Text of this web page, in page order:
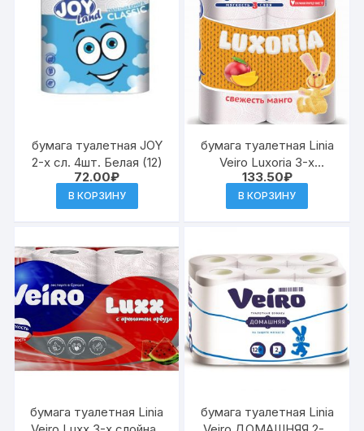
бумага туалетная JOY
2-х сл. 4шт. Белая (12)
72.00₽
В КОРЗИНУ
бумага туалетная Linia
Veiro Luxoria 3-х
слойная Арома Манго
133.50₽
В КОРЗИНУ
бумага туалетная Linia
бумага туалетная Linia